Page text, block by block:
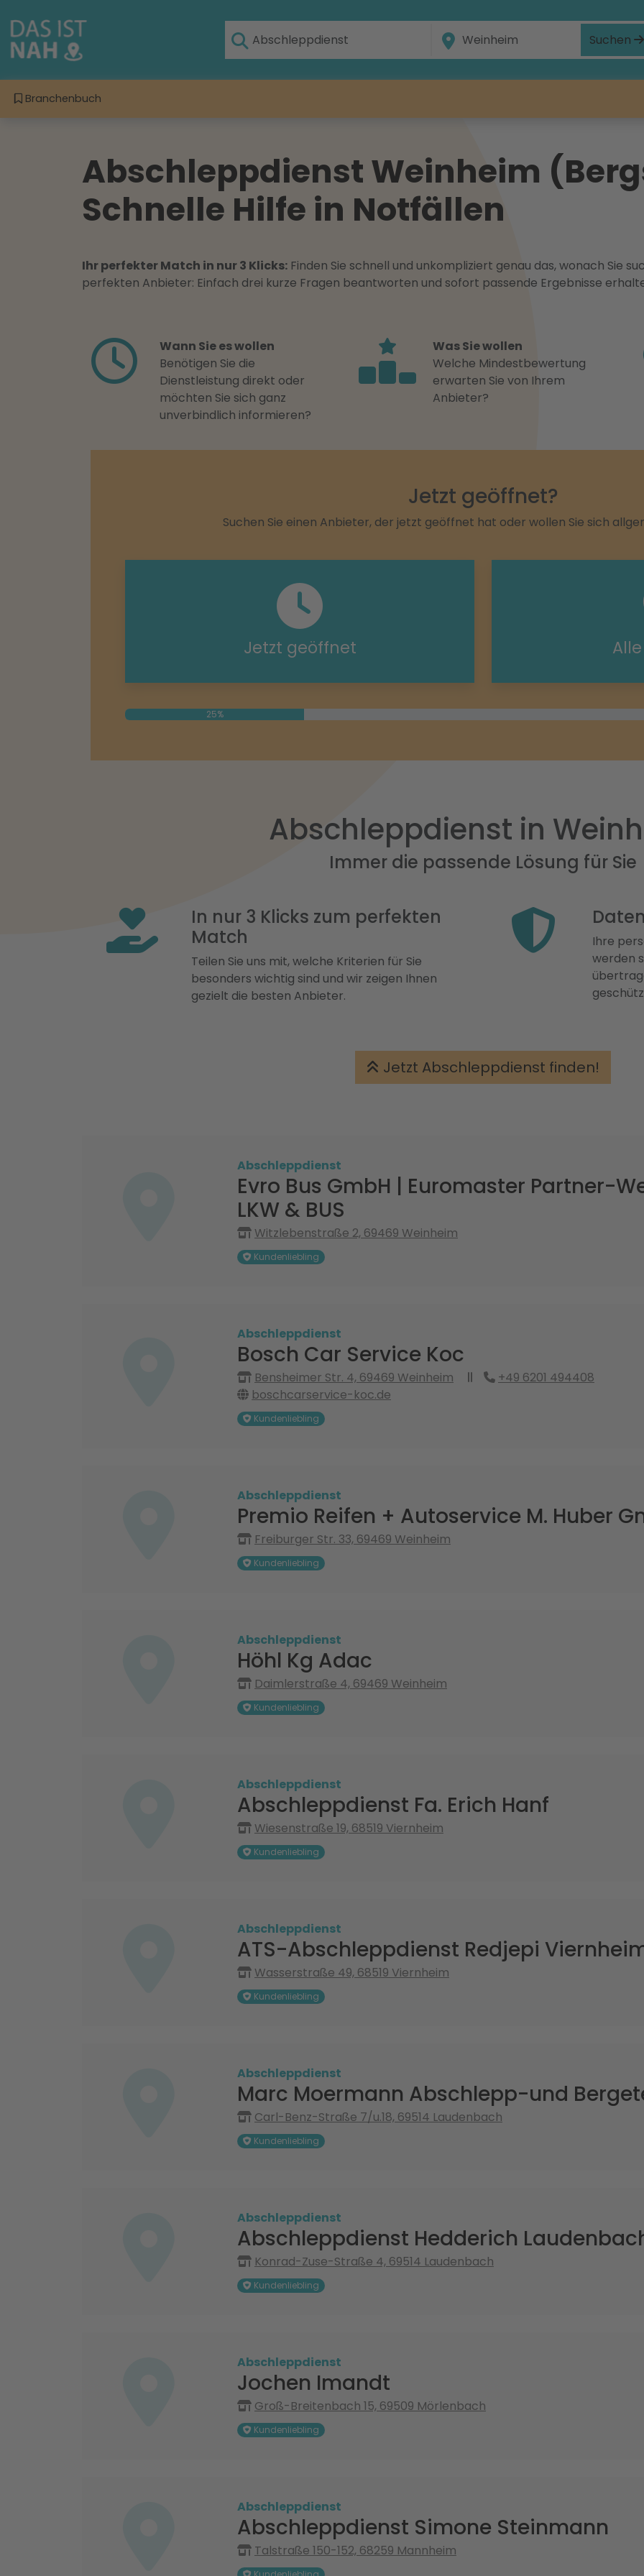
Suchen
Branchenbuch
Abschleppdienst Weinheim
Schnelle Hilfe in Notfällen
Ihr perfekter Match in nur 3 Klicks: Finden Sie schnell und unkompliziert genau das, wonach Sie
perfekten Anbieter: Einfach drei kurze Fragen beantworten und sofort passende Ergebnisse
Wann Sie es wollen
Benötigen Sie die
Dienstleistung direkt oder
möchten Sie sich ganz
unverbindlich informieren?
Was Sie wollen
Welche Mindestbewertung
erwarten Sie von Ihrem
Anbieter?
Jetzt geöffnet?
Suchen Sie einen Anbieter, der jetzt geöffnet hat oder wollen Sie sich
Jetzt geöffnet
25%
Abschleppdienst in
Immer die passende Lösung für Sie
In nur 3 Klicks zum perfekten
Match
Teilen Sie uns mit, welche Kriterien für Sie
besonders wichtig sind und wir zeigen Ihnen
gezielt die besten Anbieter.
Ihre
werden
Jetzt Abschleppdienst finden!
Abschleppdienst
Evro Bus GmbH | Euromaster Partner-
LKW & BUS
Witzlebenstraße 2, 69469 Weinheim
Kundenliebling
Abschleppdienst
Bosch Car Service Koc
Bensheimer Str. 4, 69469 Weinheim
+49 6201 494408
boschcarservice-koc.de
Kundenliebling
Abschleppdienst
Premio Reifen + Autoservice M. Huber
Freiburger Str. 33, 69469 Weinheim
Kundenliebling
Abschleppdienst
Höhl Kg Adac
Daimlerstraße 4, 69469 Weinheim
Kundenliebling
Abschleppdienst
Abschleppdienst Fa. Erich Hanf
Wiesenstraße 19, 68519 Viernheim
Kundenliebling
Abschleppdienst
ATS-Abschleppdienst Redjepi
Wasserstraße 49, 68519 Viernheim
Kundenliebling
Abschleppdienst
Marc Moermann Abschlepp-und
Carl-Benz-Straße 7/u.18, 69514 Laudenbach
Kundenliebling
Abschleppdienst
Abschleppdienst Hedderich
Konrad-Zuse-Straße 4, 69514 Laudenbach
Kundenliebling
Abschleppdienst
Jochen Imandt
Groß-Breitenbach 15, 69509 Mörlenbach
Kundenliebling
Abschleppdienst
Abschleppdienst Simone Steinmann
Talstraße 150-152, 68259 Mannheim